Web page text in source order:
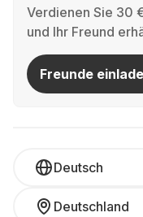
Verdienen Sie 30
und Ihr Freund
Freunde
Deutsch
Deutschland